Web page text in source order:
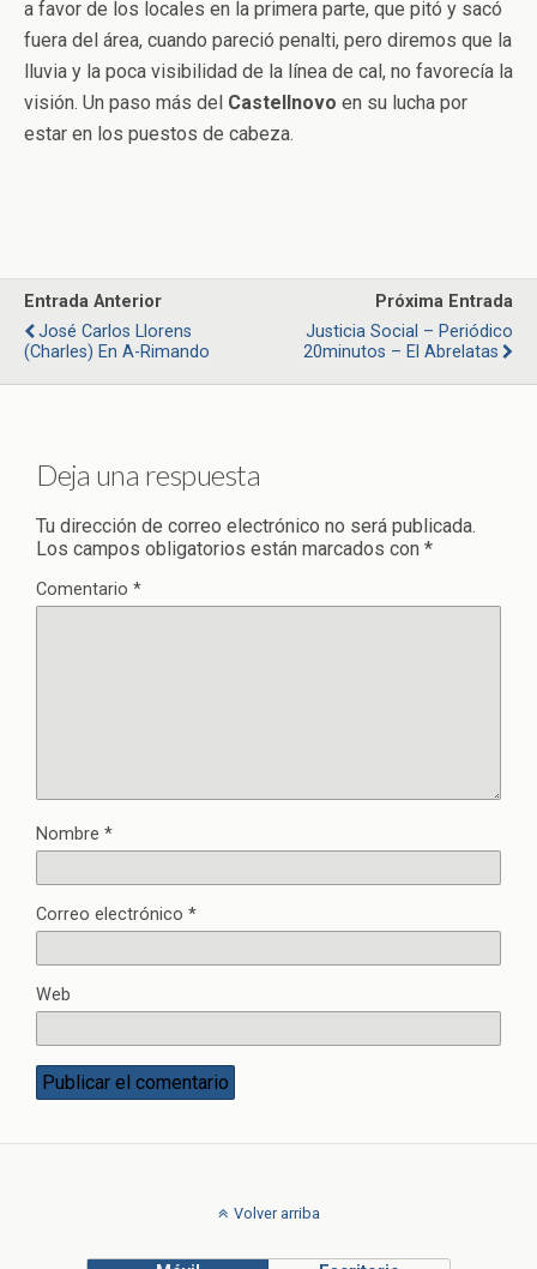
a favor de los locales en la primera parte, que pitó y sacó
fuera del área, cuando pareció penalti, pero diremos que la
lluvia y la poca visibilidad de la línea de cal, no favorecía la
visión. Un paso más del Castellnovo en su lucha por
estar en los puestos de cabeza.
Entrada Anterior
José Carlos Llorens
(Charles) En A-Rimando
Próxima Entrada
Justicia Social – Periódico
20minutos – El Abrelatas
Deja una respuesta
Tu dirección de correo electrónico no será publicada.
Los campos obligatorios están marcados con *
Comentario *
Nombre *
Correo electrónico *
Web
Volver arriba